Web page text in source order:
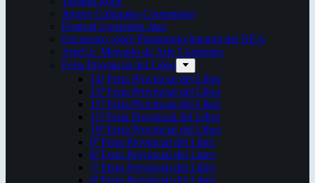
Juegos Culturales Correntinos
Festival Corrientes Jazz
Encuentro sobre Patrimonio Integral del NEA
ArteCo. Mercado de Arte Corrientes
Feria Provincial del Libro
14ª Feria Provincial del Libro
13ª Feria Provincial del Libro
12ª Feria Provincial del Libro
11ª Feria Provincial del Libro
10ª Feria Provincial del Libro
9ª Feria Provincial del Libro
8ª Feria Provincial del Libro
7ª Feria Provincial del Libro
6ª Feria Provincial del Libro